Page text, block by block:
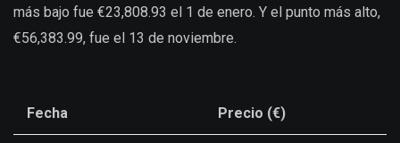
más bajo fue €23,808.93 el 1 de enero. Y el punto más alto,
€56,383.99, fue el 13 de noviembre.
Fecha Precio (€)